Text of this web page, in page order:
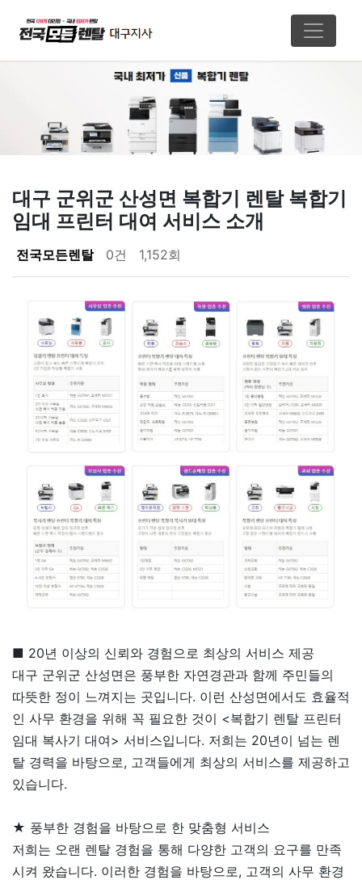
대구 군위군 산성면 복합기 렌탈 복합기
임대 프린터 대여 서비스 소개
페이지 정보
전국모든렌탈 0건 1,152회
■ 20년 이상의 신뢰와 경험으로 최상의 서비스 제공
대구 군위군 산성면은 풍부한 자연경관과 함께 주민들의
따뜻한 정이 느껴지는 곳입니다. 이런 산성면에서도 효율적
인 사무 환경을 위해 꼭 필요한 것이 <복합기 렌탈 프린터
임대 복사기 대여> 서비스입니다. 저희는 20년이 넘는 렌
탈 경력을 바탕으로, 고객들에게 최상의 서비스를 제공하고
있습니다.
★ 풍부한 경험을 바탕으로 한 맞춤형 서비스
저희는 오랜 렌탈 경험을 통해 다양한 고객의 요구를 만족
시켜 왔습니다. 이러한 경험을 바탕으로, 고객의 사무 환경